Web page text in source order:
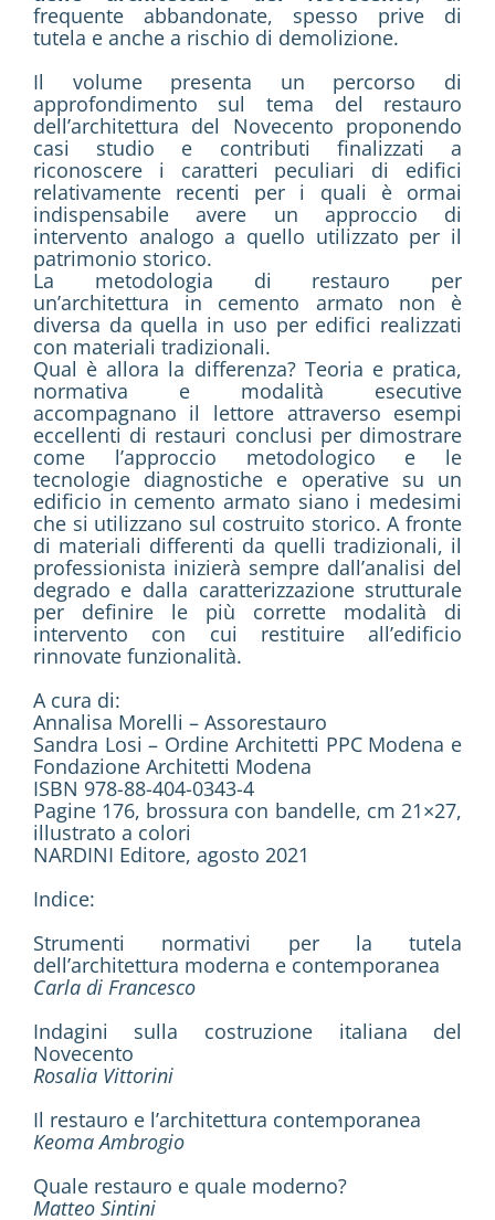
frequente abbandonate, spesso prive di
tutela e anche a rischio di demolizione.
Il volume presenta un percorso di
approfondimento sul tema del restauro
dell’architettura del Novecento proponendo
casi studio e contributi finalizzati a
riconoscere i caratteri peculiari di edifici
relativamente recenti per i quali è ormai
indispensabile avere un approccio di
intervento analogo a quello utilizzato per il
patrimonio storico.
La metodologia di restauro per
un’architettura in cemento armato non è
diversa da quella in uso per edifici realizzati
con materiali tradizionali.
Qual è allora la differenza? Teoria e pratica,
normativa e modalità esecutive
accompagnano il lettore attraverso esempi
eccellenti di restauri conclusi per dimostrare
come l’approccio metodologico e le
tecnologie diagnostiche e operative su un
edificio in cemento armato siano i medesimi
che si utilizzano sul costruito storico. A fronte
di materiali differenti da quelli tradizionali, il
professionista inizierà sempre dall’analisi del
degrado e dalla caratterizzazione strutturale
per definire le più corrette modalità di
intervento con cui restituire all’edificio
rinnovate funzionalità.
A cura di:
Annalisa Morelli – Assorestauro
Sandra Losi – Ordine Architetti PPC Modena e
Fondazione Architetti Modena
ISBN 978-88-404-0343-4
Pagine 176, brossura con bandelle, cm 21×27,
illustrato a colori
NARDINI Editore, agosto 2021
Indice:
Strumenti normativi per la tutela
dell’architettura moderna e contemporanea
Carla di Francesco
Indagini sulla costruzione italiana del
Novecento
Rosalia Vittorini
Il restauro e l’architettura contemporanea
Keoma Ambrogio
Quale restauro e quale moderno?
Matteo Sintini